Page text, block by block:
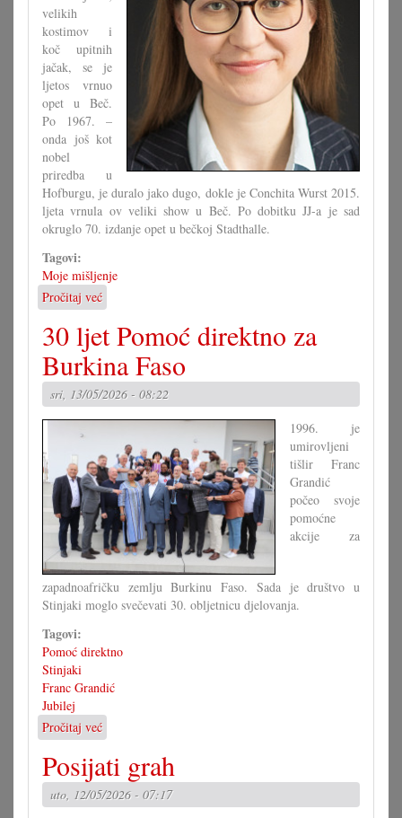
velikih
kostimov i
koč upitnih
jačak, se je
ljetos vrnuo
opet u Beč.
Po 1967. –
onda još kot
nobel
priredba u
Hofburgu, je duralo jako dugo, dokle je Conchita Wurst 2015.
ljeta vrnula ov veliki show u Beč. Po dobitku JJ-a je sad
okruglo 70. izdanje opet u bečkoj Stadthalle.
Tagovi:
Moje mišljenje
Pročitaj već
Zač
gledati
Euroviziju?
30 ljet Pomoć direktno za
Burkina Faso
sri, 13/05/2026 - 08:22
1996. je
umirovljeni
tišlir Franc
Grandić
počeo svoje
pomoćne
akcije za
zapadnoafričku zemlju Burkinu Faso. Sada je društvo u
Stinjaki moglo svečevati 30. obljetnicu djelovanja.
Tagovi:
Pomoć direktno
Stinjaki
Franc Grandić
Jubilej
Pročitaj već
30
ljet
Pomoć
direktno
Posijati grah
uto, 12/05/2026 - 07:17